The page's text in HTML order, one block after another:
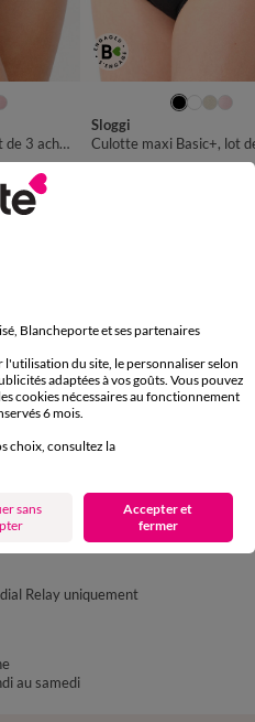
Culotte midi Basic+, lot de 3 achetées + GRATUITE (1)
* les 4
44 46 48
Sloggi
fois
automatiques
Relay uniquement
au samedi
Blancheporte et ses partenaires
du site, le personnaliser selon
adaptées à vos goûts. Vous pouvez
cookies nécessaires au fonctionnement
6 mois.
choix, consultez la
sans
Accepter et
fermer